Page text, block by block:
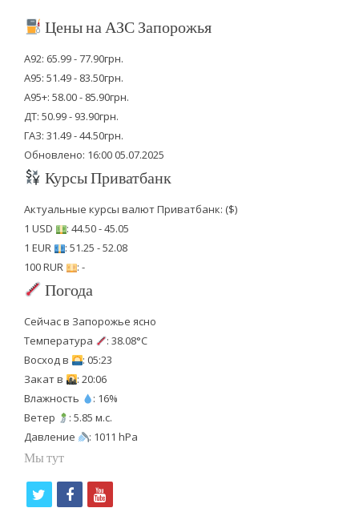
Цены на АЗС Запорожья
А92: 65.99 - 77.90грн.
А95: 51.49 - 83.50грн.
А95+: 58.00 - 85.90грн.
ДТ: 50.99 - 93.90грн.
ГАЗ: 31.49 - 44.50грн.
Обновлено: 16:00 05.07.2025
Курсы Приватбанк
Актуальные курсы валют Приватбанк: ($)
1 USD
: 44.50 - 45.05
1 EUR
: 51.25 - 52.08
100 RUR
: -
Погода
Сейчас в Запорожье ясно
Температура
: 38.08°C
Восход в
: 05:23
Закат в
: 20:06
Влажность
: 16%
Ветер
: 5.85 м.с.
Давление
: 1011 hPa
Мы тут
f
y